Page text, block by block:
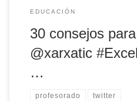
EDUCACIÓN
30 consejos
@xarxatic
…
profesorado twitter